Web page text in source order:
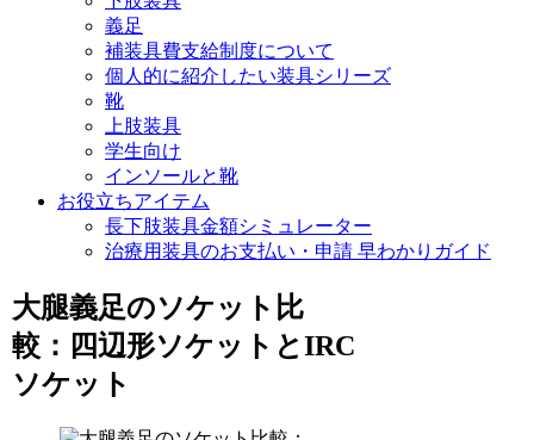
義足
補装具費支給制度について
個人的に紹介したい装具シリーズ
靴
上肢装具
学生向け
インソールと靴
お役立ちアイテム
長下肢装具金額シミュレーター
治療用装具のお支払い・申請 早わかりガイド
大腿義足のソケット比
較：四辺形ソケットとIRC
ソケット